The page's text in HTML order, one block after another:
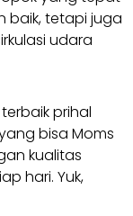
baik, tetapi juga
udara
prihal
bisa Moms
kualitas
hari. Yuk,